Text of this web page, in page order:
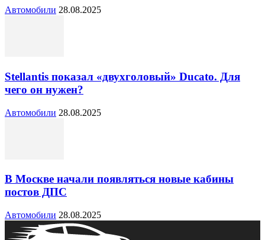
Автомобили 28.08.2025
Stellantis показал «двухголовый» Ducato. Для
чего он нужен?
Автомобили 28.08.2025
В Москве начали появляться новые кабины
постов ДПС
Автомобили 28.08.2025